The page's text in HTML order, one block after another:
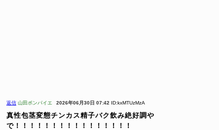
返信 山田ポンパイエ 2026年06月30日 07:42 ID:kxMTUzMzA
真性包茎変態チンカス精子バク飲み絶好調や
で！！！！！！！！！！！！！！！！